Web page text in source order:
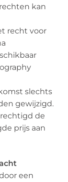
kan
recht voor
slechts
gewijzigd.
de
prijs aan
een